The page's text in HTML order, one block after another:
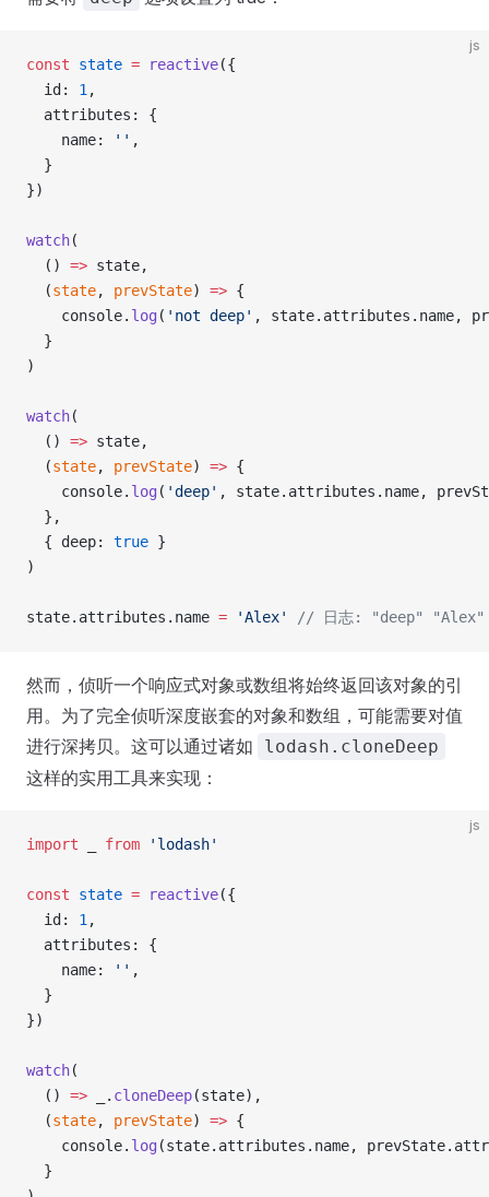
js
const state = reactive({
  id:
1 ,
  attributes: {
    name:
'' ,
  }
})
watch(
  ()
=> state,
  (
state, prevState) => {
    console.
log ( 'not deep' , state.attributes.name,
  }
)
watch(
  ()
=> state,
  (
state, prevState) => {
    console.
log ( 'deep' , state.attributes.name,
  },
  { deep:
true }
)
state.attributes.name = 'Alex' // 日志: "deep"
然而，侦听一个响应式对象或数组将始终返回该对象的引
用。为了完全侦听深度嵌套的对象和数组，可能需要对值
进行深拷贝。这可以通过诸如
lodash.cloneDeep
这样的实用工具来实现：
js
import from 'lodash'
const state = reactive({
  id:
1 ,
  attributes: {
    name:
'' ,
  }
})
watch(
  ()
=> _. cloneDeep(state),
  (
state, prevState) => {
    console.
log (state.attributes.name,
  }